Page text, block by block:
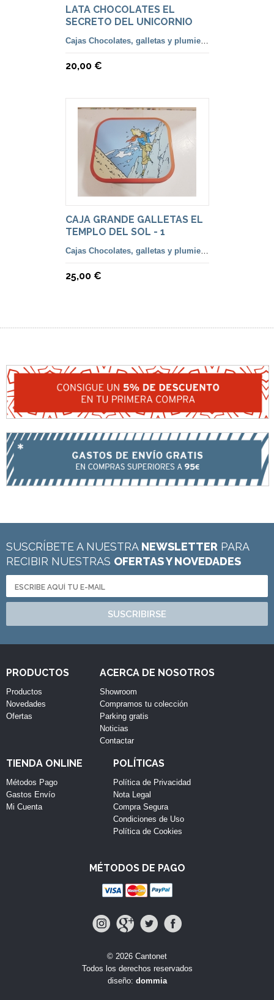
LATA CHOCOLATES EL
SECRETO DEL UNICORNIO
Cajas Chocolates, galletas y plumiers lápices
20,00 €
CAJA GRANDE GALLETAS EL
TEMPLO DEL SOL - 1
Cajas Chocolates, galletas y plumiers lápices
25,00 €
SUSCRÍBETE A NUESTRA NEWSLETTER PARA
RECIBIR NUESTRAS OFERTAS Y NOVEDADES
SUSCRIBIRSE
PRODUCTOS
Productos
Novedades
Ofertas
ACERCA DE NOSOTROS
Showroom
Compramos tu colección
Parking gratis
Noticias
Contactar
TIENDA ONLINE
Métodos Pago
Gastos Envío
Mi Cuenta
POLÍTICAS
Política de Privacidad
Nota Legal
Compra Segura
Condiciones de Uso
Política de Cookies
MÉTODOS DE PAGO
© 2026 Cantonet
Todos los derechos reservados
diseño: dommia